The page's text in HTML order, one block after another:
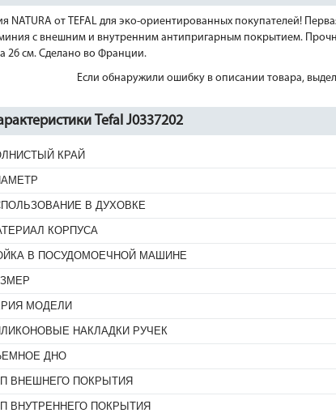
NATURA от TEFAL для эко-ориентированных покупателей!
с внешним и внутренним антипригарным покрытием.
26 см. Сделано во Франции.
Если обнаружили ошибку в описании товара,
Tefal J0337202
КРАЙ
В ДУХОВКЕ
КОРПУСА
В ПОСУДОМОЕЧНОЙ МАШИНЕ
МОДЕЛИ
НАКЛАДКИ РУЧЕК
ДНО
ВНЕШНЕГО ПОКРЫТИЯ
ВНУТРЕННЕГО ПОКРЫТИЯ